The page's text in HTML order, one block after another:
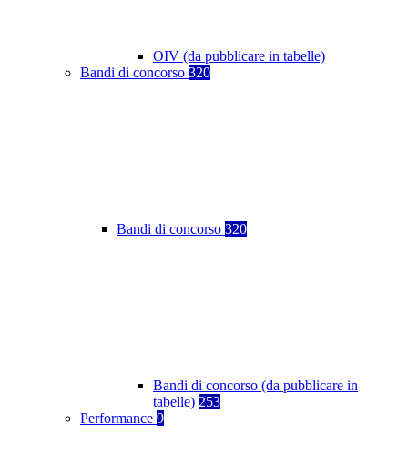
OIV (da pubblicare in tabelle)
Bandi di concorso 320
Bandi di concorso 320
Bandi di concorso (da pubblicare in
tabelle) 253
Performance 9